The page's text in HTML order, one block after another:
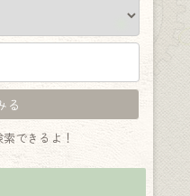
できるよ！